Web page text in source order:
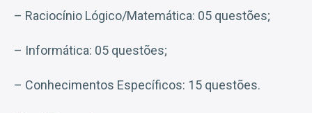
– Raciocínio Lógico/Matemática: 05 questões;
– Informática: 05 questões;
– Conhecimentos Específicos: 15 questões.